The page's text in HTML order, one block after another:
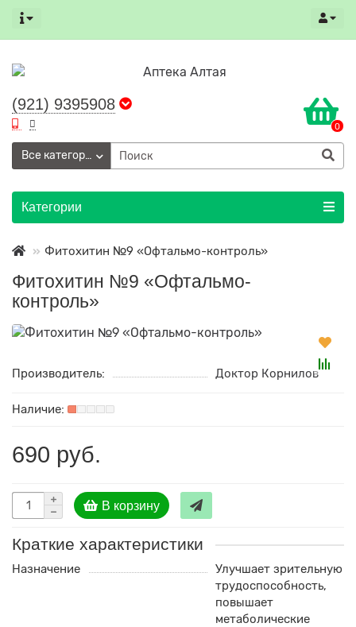
(921) 9395908
0
Все категории
Категории
Фитохитин №9 «Офтальмо-контроль»
Фитохитин №9 «Офтальмо-
контроль»
Производитель: Доктор Корнилов
690 руб.
В корзину
Краткие характеристики
Назначение
Улучшает зрительную
трудоспособность,
повышает
метаболические